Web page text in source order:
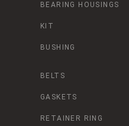
BEARING HOUSINGS
KIT
BUSHING
BELTS
GASKETS
RETAINER RING